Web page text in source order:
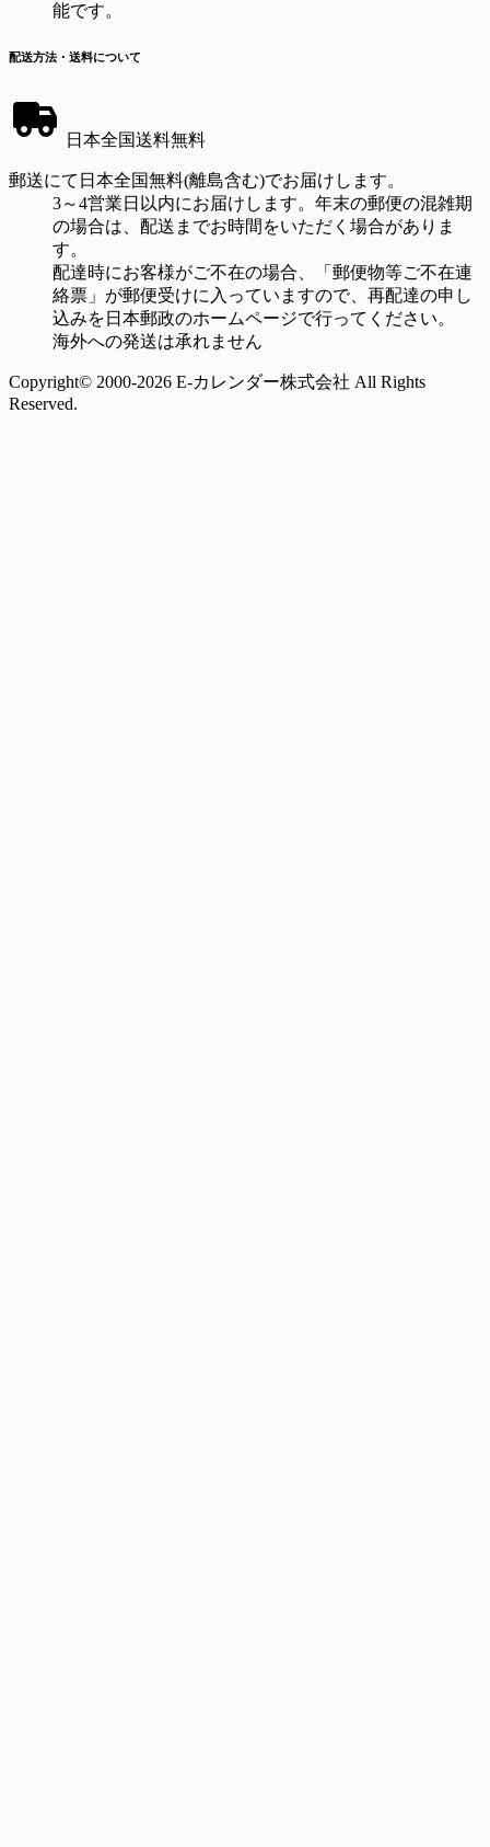
能です。
配送方法・送料について
日本全国送料無料
郵送にて日本全国無料(離島含む)でお届けします。
3～4営業日以内にお届けします。年末の郵便の混雑期
の場合は、配送までお時間をいただく場合がありま
す。
配達時にお客様がご不在の場合、「郵便物等ご不在連
絡票」が郵便受けに入っていますので、再配達の申し
込みを日本郵政のホームページで行ってください。
海外への発送は承れません
Copyright© 2000-2026 E-カレンダー株式会社 All Rights
Reserved.